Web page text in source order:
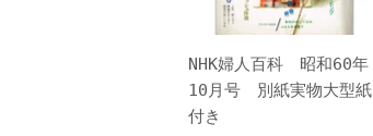
NHK婦人百科 昭和60年
10月号 別紙実物大型紙
付き